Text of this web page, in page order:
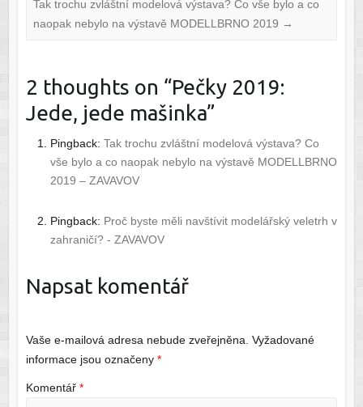
Tak trochu zvláštní modelová výstava? Co vše bylo a co
naopak nebylo na výstavě MODELLBRNO 2019 →
2 thoughts on “Pečky 2019:
Jede, jede mašinka”
Pingback: Tak trochu zvláštní modelová výstava? Co
vše bylo a co naopak nebylo na výstavě MODELLBRNO
2019 – ZAVAVOV
Pingback: Proč byste měli navštívit modelářský veletrh v
zahraničí? - ZAVAVOV
Napsat komentář
Vaše e-mailová adresa nebude zveřejněna. Vyžadované
informace jsou označeny *
Komentář *